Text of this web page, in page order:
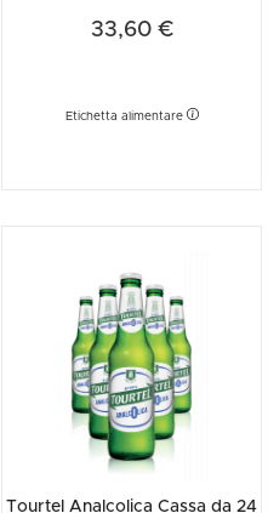
33,60 €
Etichetta alimentare
Tourtel Analcolica Cassa da 24